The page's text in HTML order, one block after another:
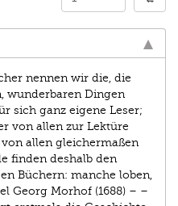
nennen wir die, die
wunderbaren Dingen
sich ganz eigene Leser;
von allen zur Lektüre
allen gleichermaßen
finden deshalb den
Büchern: manche loben,
Georg Morhof (1688) – –